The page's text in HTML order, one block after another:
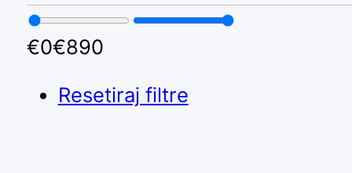
€0€890
Resetiraj filtre